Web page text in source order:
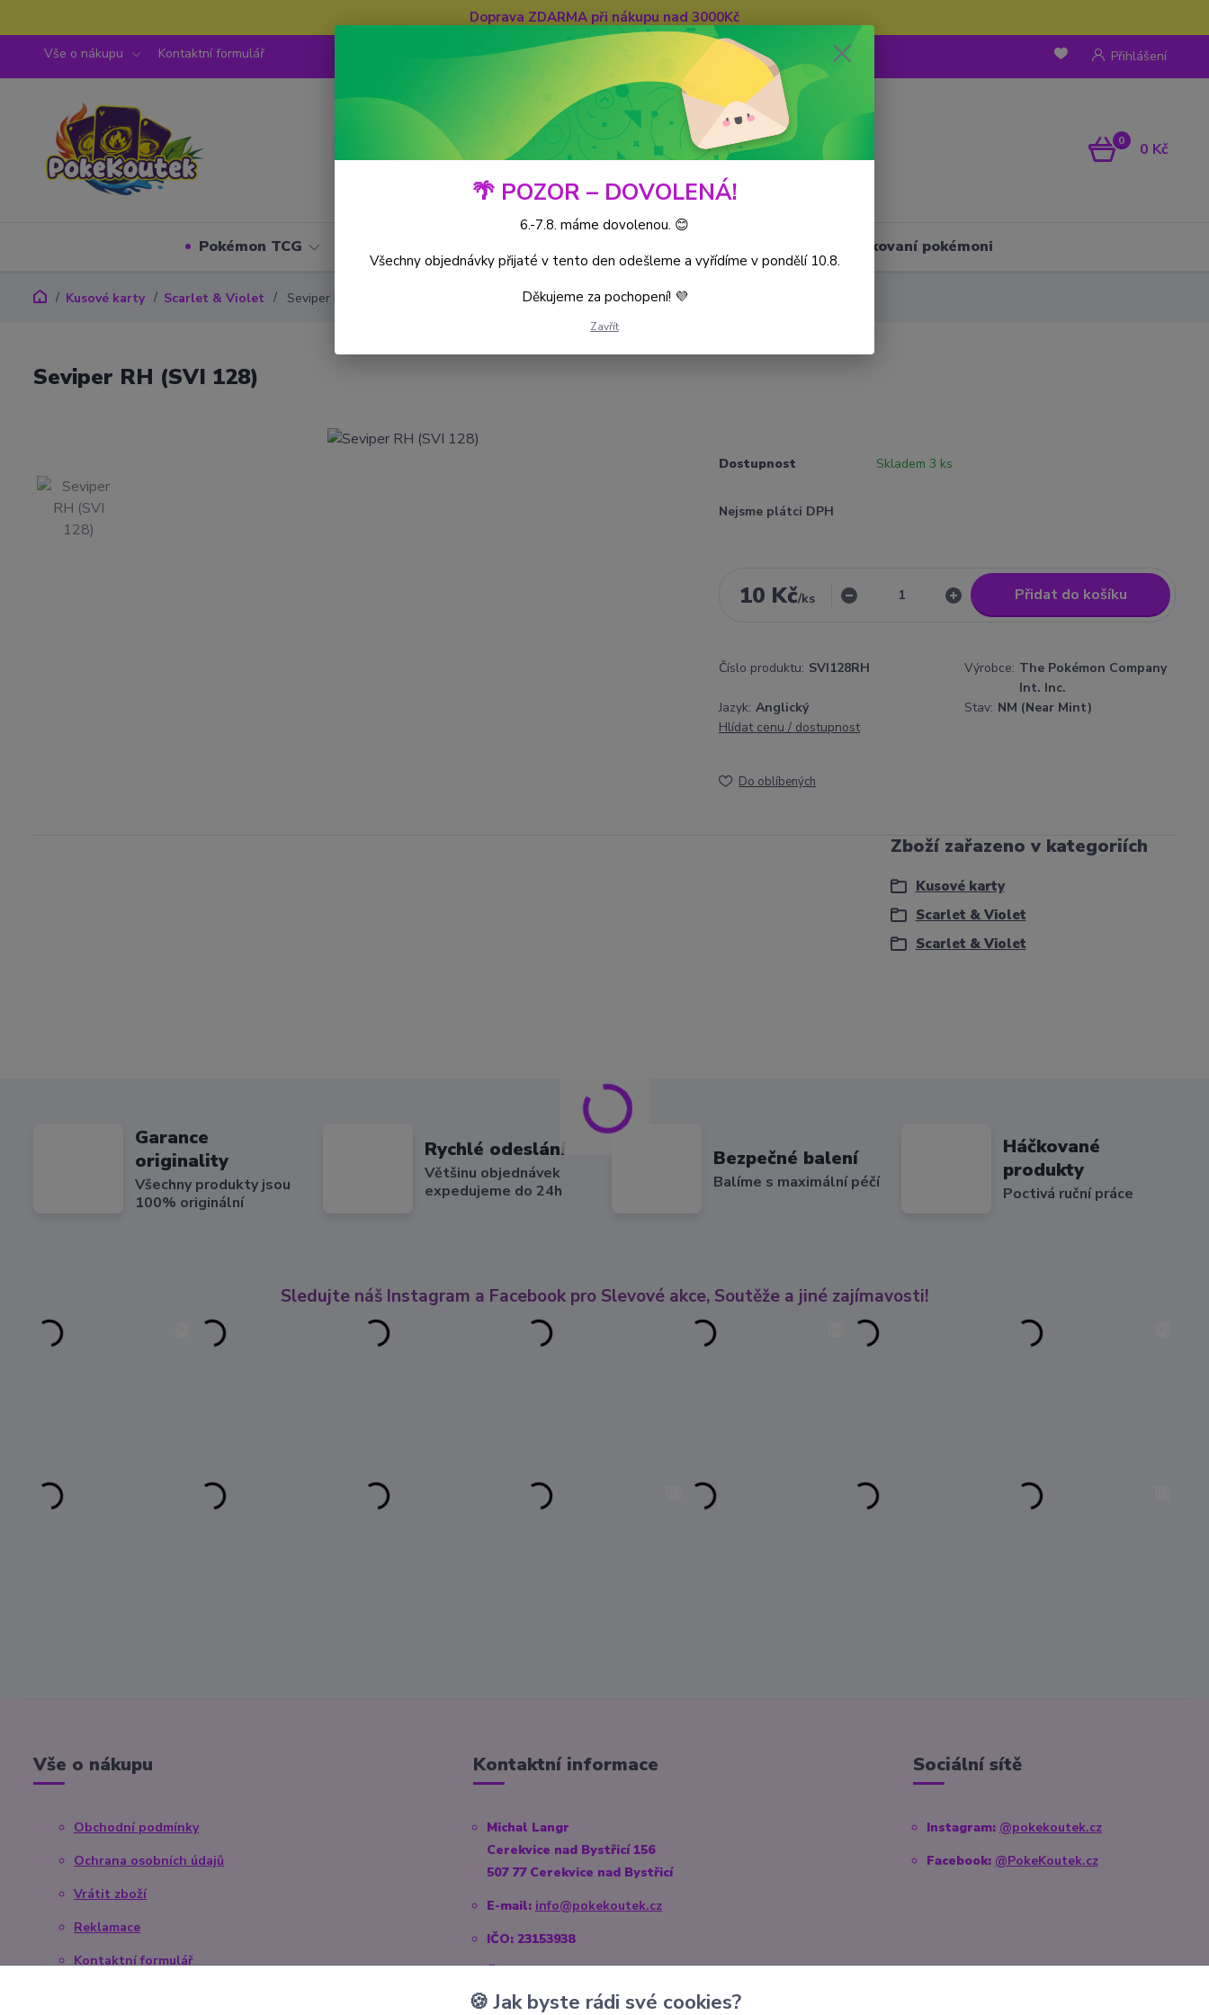
Doprava ZDARMA při nákupu nad 3000Kč
Vše o nákupu Kontaktní formulář Přihlášení
Hledat 0 0 Kč
Pokémon TCG Háčkovaní pokémoni
Kusové karty Scarlet & Violet Seviper RH (SVI 128)
Seviper RH (SVI 128)
Dostupnost Skladem 3 ks
Nejsme plátci DPH
10 Kč/ks Přidat do košíku
Číslo produktu: SVI128RH Výrobce: The Pokémon Company
Int. Inc.
Jazyk: Anglický Stav: NM (Near Mint)
Hlídat cenu / dostupnost
Do oblíbených
Zboží zařazeno v kategoriích
Kusové karty
Scarlet & Violet
Scarlet & Violet
Garance
originality
Všechny produkty jsou
100% originální
Rychlé odeslání
Většinu objednávek
expedujeme do 24h
Bezpečné balení
Balíme s maximální péčí
Háčkované
produkty
Poctivá ruční práce
Sledujte náš Instagram a Facebook pro Slevové akce, Soutěže a jiné zajímavosti!
Vše o nákupu
Obchodní podmínky
Ochrana osobních údajů
Vrátit zboží
Reklamace
Kontaktní formulář
Kontaktní informace
Michal Langr
Cerekvice nad Bystřicí 156
507 77 Cerekvice nad Bystřicí
E-mail: info@pokekoutek.cz
IČO: 23153938
Číslo účtu: 3571660014/3030
Sociální sítě
Instagram: @pokekoutek.cz
Facebook: @PokeKoutek.cz
🌴 POZOR – DOVOLENÁ!
6.-7.8. máme dovolenou. 😊
Všechny objednávky přijaté v tento den odešleme a vyřídíme v pondělí 10.8.
Děkujeme za pochopení! 💜
Zavřít
🍪 Jak byste rádi své cookies?